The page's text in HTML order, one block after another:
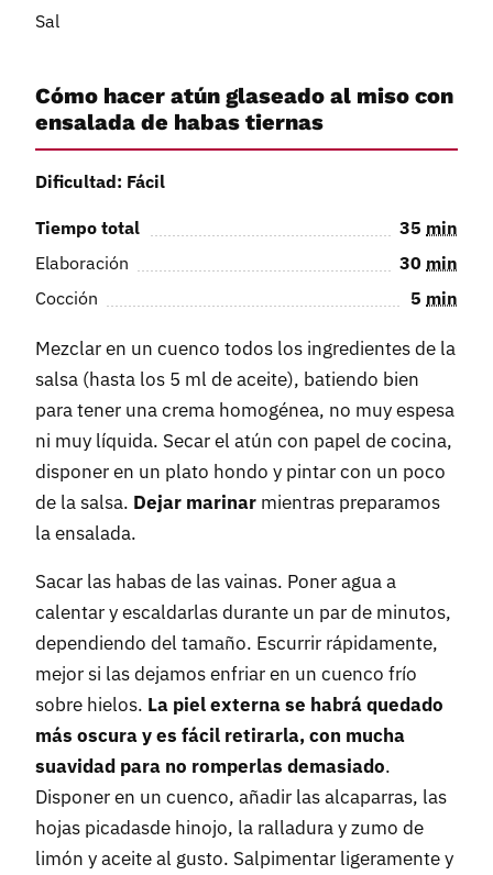
Sal
Cómo hacer atún glaseado al miso con
ensalada de habas tiernas
Dificultad: Fácil
Tiempo total 35 min
Elaboración
30 min
Cocción
5 min
Mezclar en un cuenco todos los ingredientes de la
salsa (hasta los 5 ml de aceite), batiendo bien
para tener una crema homogénea, no muy espesa
ni muy líquida. Secar el atún con papel de cocina,
disponer en un plato hondo y pintar con un poco
de la salsa. Dejar marinar mientras preparamos
la ensalada.
Sacar las habas de las vainas. Poner agua a
calentar y escaldarlas durante un par de minutos,
dependiendo del tamaño. Escurrir rápidamente,
mejor si las dejamos enfriar en un cuenco frío
sobre hielos. La piel externa se habrá quedado
más oscura y es fácil retirarla, con mucha
suavidad para no romperlas demasiado.
Disponer en un cuenco, añadir las alcaparras, las
hojas picadasde hinojo, la ralladura y zumo de
limón y aceite al gusto. Salpimentar ligeramente y